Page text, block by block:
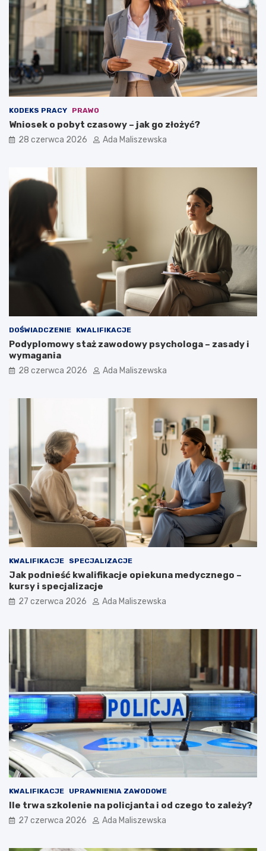
KODEKS PRACY PRAWO
Wniosek o pobyt czasowy – jak go złożyć?
28 czerwca 2026 Ada Maliszewska
DOŚWIADCZENIE KWALIFIKACJE
Podyplomowy staż zawodowy psychologa – zasady i
wymagania
28 czerwca 2026 Ada Maliszewska
KWALIFIKACJE SPECJALIZACJE
Jak podnieść kwalifikacje opiekuna medycznego –
kursy i specjalizacje
27 czerwca 2026 Ada Maliszewska
KWALIFIKACJE UPRAWNIENIA ZAWODOWE
Ile trwa szkolenie na policjanta i od czego to zależy?
27 czerwca 2026 Ada Maliszewska